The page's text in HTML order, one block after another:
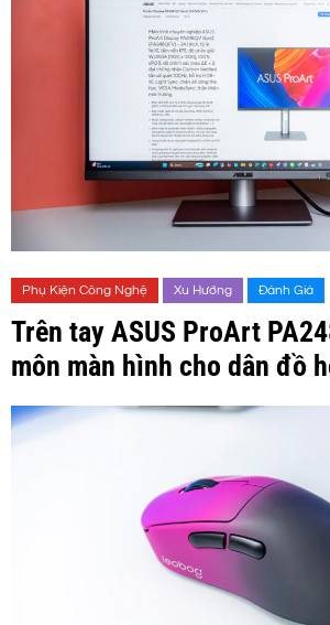
Phụ Kiện Công Nghệ Xu Hướng Đánh Giá
Trên tay ASUS ProArt
môn màn hình cho dân đồ